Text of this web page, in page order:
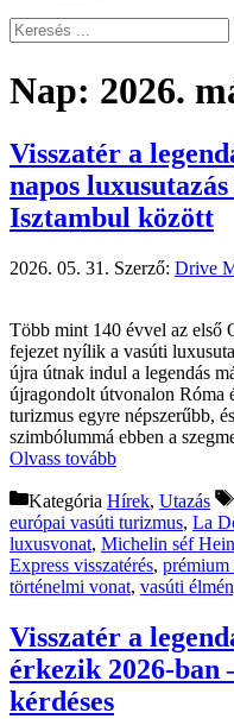
Nap: 2026.
Visszatér a
napos
Isztambul között
2026. 05. 31. Szerző: Drive
Több mint 140 évvel az első
fejezet nyílik a vasúti
újra útnak indul a legendás
újragondolt útvonalon Róma
turizmus egyre népszerűbb,
szimbólummá ebben a
Olvass tovább
Kategória Hírek, Utazás
európai vasúti turizmus, La
luxusvonat, Michelin séf
Express visszatérés, prémium
történelmi vonat, vasúti
Visszatér a
érkezik 2026-ban
kérdéses